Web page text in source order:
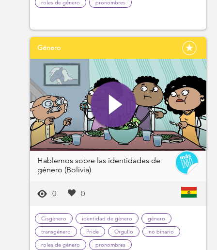
roles de género pronombres
Género
Hablemos sobre las identidades de
género (Bolivia)
0 0
Cisgénero identidad de género
género
transgénero
Pride Orgullo
no binario
roles de género
pronombres